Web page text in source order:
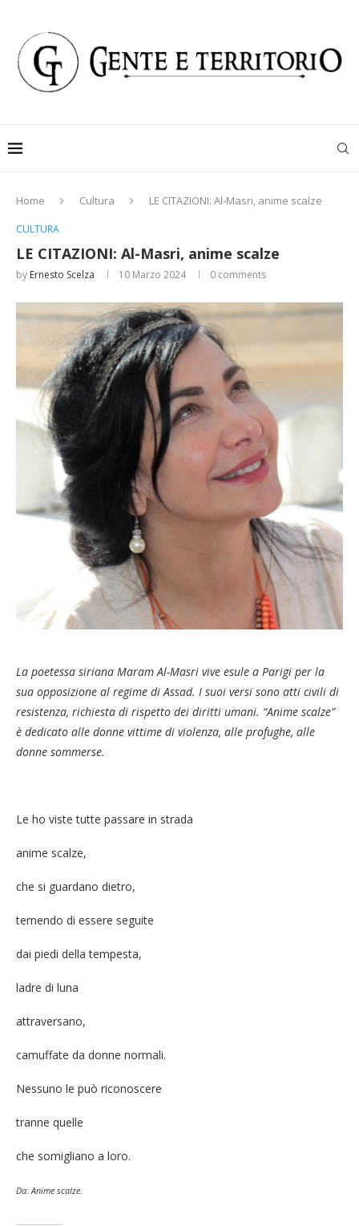
Home Cultura LE CITAZIONI: Al-Masri, anime scalze
CULTURA
LE CITAZIONI: Al-Masri, anime scalze
by Ernesto Scelza 10 Marzo 2024 0 comments
La poetessa siriana Maram Al-Masri vive esule a Parigi per la
sua opposizione al regime di Assad. I suoi versi sono atti civili di
resistenza, richiesta di rispetto dei diritti umani. “Anime scalze”
è dedicato alle donne vittime di violenza, alle profughe, alle
donne sommerse.
Le ho viste tutte passare in strada
anime scalze,
che si guardano dietro,
temendo di essere seguite
dai piedi della tempesta,
ladre di luna
attraversano,
camuffate da donne normali.
Nessuno le può riconoscere
tranne quelle
che somigliano a loro.
Da:Anime scalze.